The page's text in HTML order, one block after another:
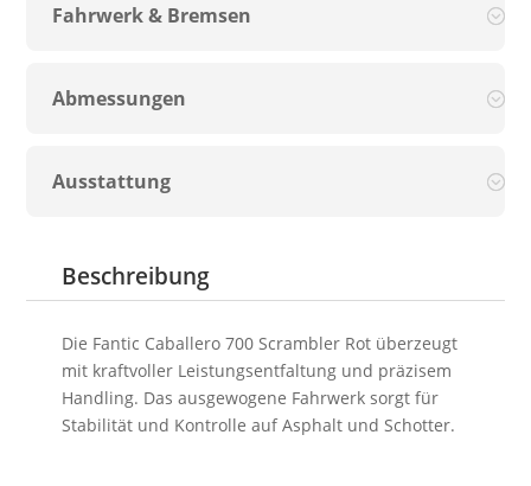
Fahrwerk & Bremsen
Abmessungen
Ausstattung
Beschreibung
Die Fantic Caballero 700 Scrambler Rot überzeugt
mit kraftvoller Leistungsentfaltung und präzisem
Handling. Das ausgewogene Fahrwerk sorgt für
Stabilität und Kontrolle auf Asphalt und Schotter.